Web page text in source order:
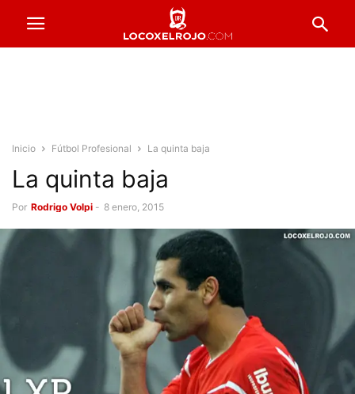
Inicio Fútbol Profesional La quinta baja
La quinta baja
Por Rodrigo Volpi - 8 enero, 2015